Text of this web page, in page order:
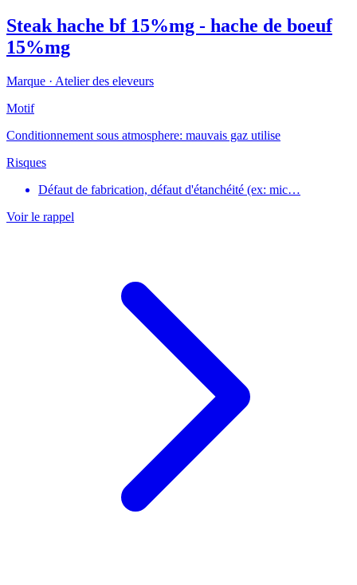
Steak hache bf 15%mg - hache de boeuf
15%mg
Marque · Atelier des eleveurs
Motif
Conditionnement sous atmosphere: mauvais gaz utilise
Risques
Défaut de fabrication, défaut d'étanchéité (ex: mic…
Voir le rappel